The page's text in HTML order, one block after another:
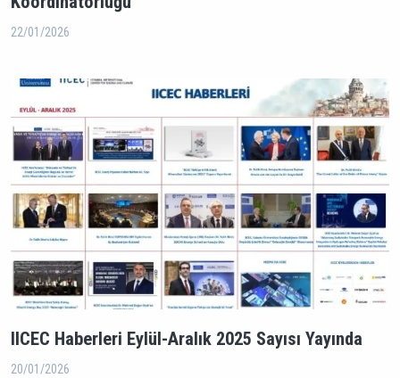
22/01/2026
IICEC Haberleri Eylül-Aralık 2025 Sayısı Yayında
20/01/2026